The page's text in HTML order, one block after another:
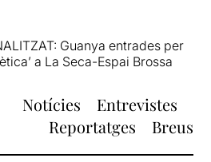
Guanya entrades per
a La Seca-Espai Brossa
Notícies
Entrevistes
Reportatges
Breus